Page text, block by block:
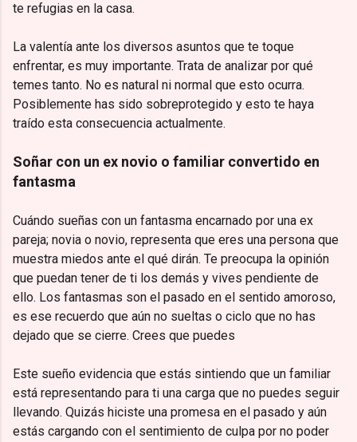
te refugias en la casa.
La valentía ante los diversos asuntos que te toque
enfrentar, es muy importante. Trata de analizar por qué
temes tanto. No es natural ni normal que esto ocurra.
Posiblemente has sido sobreprotegido y esto te haya
traído esta consecuencia actualmente.
Soñar con un ex novio o familiar convertido en
fantasma
Cuándo sueñas con un fantasma encarnado por una ex
pareja; novia o novio, representa que eres una persona que
muestra miedos ante el qué dirán. Te preocupa la opinión
que puedan tener de ti los demás y vives pendiente de
ello. Los fantasmas son el pasado en el sentido amoroso,
es ese recuerdo que aún no sueltas o ciclo que no has
dejado que se cierre. Crees que puedes
Este sueño evidencia que estás sintiendo que un familiar
está representando para ti una carga que no puedes seguir
llevando. Quizás hiciste una promesa en el pasado y aún
estás cargando con el sentimiento de culpa por no poder